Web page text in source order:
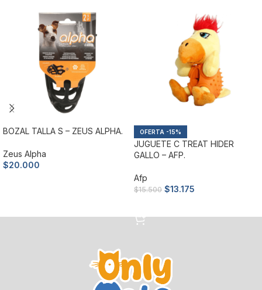
BOZAL TALLA S – ZEUS ALPHA.
Zeus Alpha
$20.000
-15%
JUGUETE C TREAT HIDER
GALLO – AFP.
Afp
$15.500 $13.175